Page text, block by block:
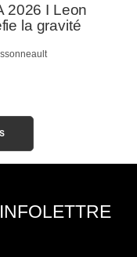
2026 I Leon
la gravité